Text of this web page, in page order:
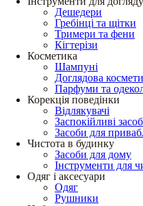
Дешедери
Гребінці та щітки
Тримери та фени
Кігтерізи
Косметика
Шампуні
Доглядова
Парфуми та
Корекція поведінки
Відлякувачі
Заспокійливі
Засоби для
Чистота в будинку
Засоби для дому
Інструменти для
Одяг і аксесуари
Одяг
Рушники